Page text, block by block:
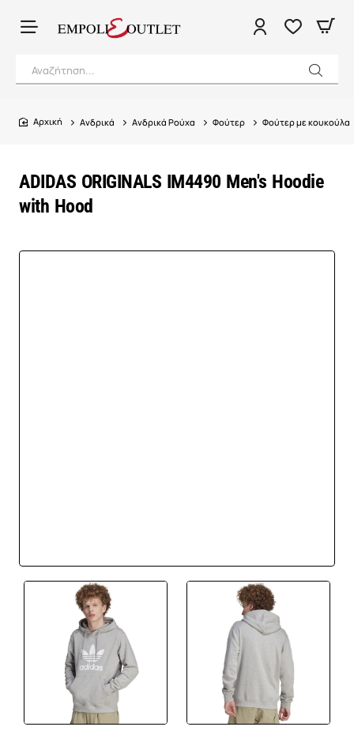
Αναζήτηση...
ADIDAS ORIGINALS IM4490 Men's Hoodie
with Hood
home
Ανδρικά Ανδρικά Ρούχα Φούτερ Φούτερ με κουκούλα